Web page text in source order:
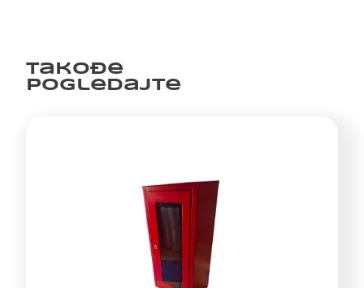
Takođe
pogledajte